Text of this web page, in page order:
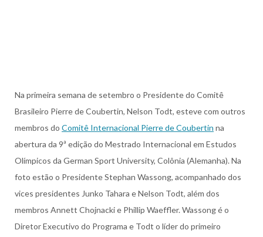
Na primeira semana de setembro o Presidente do Comitê
Brasileiro Pierre de Coubertin, Nelson Todt, esteve com outros
membros do Comitê Internacional Pierre de Coubertin na
abertura da 9ª edição do Mestrado Internacional em Estudos
Olímpicos da German Sport University, Colônia (Alemanha). Na
foto estão o Presidente Stephan Wassong, acompanhado dos
vices presidentes Junko Tahara e Nelson Todt, além dos
membros Annett Chojnacki e Phillip Waeffler. Wassong é o
Diretor Executivo do Programa e Todt o líder do primeiro